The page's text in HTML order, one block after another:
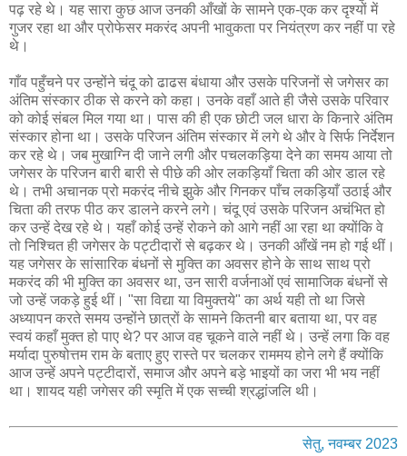
पढ़ रहे थे। यह सारा कुछ आज उनकी आँखों के सामने एक-एक कर दृश्यों में
गुजर रहा था और प्रोफेसर मकरंद अपनी भावुकता पर नियंत्रण कर नहीं पा रहे
थे।
गाँव पहुँचने पर उन्होंने चंदू को ढाढस बंधाया और उसके परिजनों से जगेसर का
अंतिम संस्कार ठीक से करने को कहा। उनके वहाँ आते ही जैसे उसके परिवार
को कोई संबल मिल गया था। पास की ही एक छोटी जल धारा के किनारे अंतिम
संस्कार होना था। उसके परिजन अंतिम संस्कार में लगे थे और वे सिर्फ निर्देशन
कर रहे थे। जब मुखाग्नि दी जाने लगी और पचलकड़िया देने का समय आया तो
जगेसर के परिजन बारी बारी से पीछे की ओर लकड़ियाँ चिता की ओर डाल रहे
थे। तभी अचानक प्रो मकरंद नीचे झुके और गिनकर पाँच लकड़ियाँ उठाई और
चिता की तरफ पीठ कर डालने करने लगे। चंदू एवं उसके परिजन अचंभित हो
कर उन्हें देख रहे थे। यहाँ कोई उन्हें रोकने को आगे नहीं आ रहा था क्योंकि वे
तो निश्चित ही जगेसर के पट्टीदारों से बढ़कर थे। उनकी आँखें नम हो गई थीं।
यह जगेसर के सांसारिक बंधनों से मुक्ति का अवसर होने के साथ साथ प्रो
मकरंद की भी मुक्ति का अवसर था, उन सारी वर्जनाओं एवं सामाजिक बंधनों से
जो उन्हें जकड़े हुई थीं। "सा विद्या या विमुक्तये" का अर्थ यही तो था जिसे
अध्यापन करते समय उन्होंने छात्रों के सामने कितनी बार बताया था, पर वह
स्वयं कहाँ मुक्त हो पाए थे? पर आज वह चूकने वाले नहीं थे। उन्हें लगा कि वह
मर्यादा पुरुषोत्तम राम के बताए हुए रास्ते पर चलकर राममय होने लगे हैं क्योंकि
आज उन्हें अपने पट्टीदारों, समाज और अपने बड़े भाइयों का जरा भी भय नहीं
था। शायद यही जगेसर की स्मृति में एक सच्ची श्रद्धांजलि थी।
सेतु, नवम्बर 2023